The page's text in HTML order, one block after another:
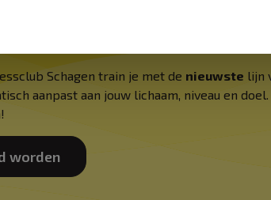
Schagen train je met de nieuwste lijn
aanpast aan jouw lichaam, niveau en
worden